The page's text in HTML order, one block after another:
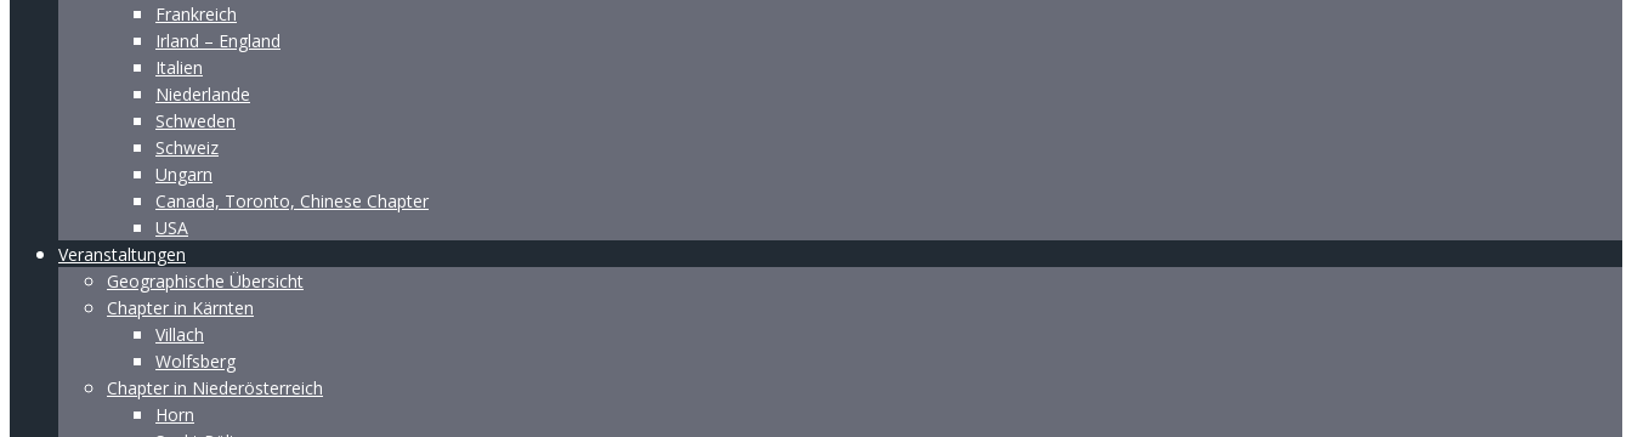
Frankreich
Irland – England
Italien
Niederlande
Schweden
Schweiz
Ungarn
Canada, Toronto, Chinese Chapter
USA
Veranstaltungen
Geographische Übersicht
Chapter in Kärnten
Villach
Wolfsberg
Chapter in Niederösterreich
Horn